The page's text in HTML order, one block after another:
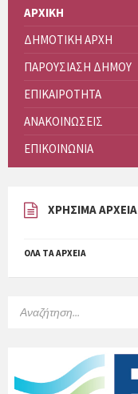
ΑΡΧΙΚΗ
ΔΗΜΟΤΙΚΗ ΑΡΧΗ
ΠΑΡΟΥΣΙΑΣΗ ΔΗΜΟΥ
ΕΠΙΚΑΙΡΟΤΗΤΑ
ΑΝΑΚΟΙΝΩΣΕΙΣ
ΕΠΙΚΟΙΝΩΝΙΑ
ΧΡΗΣΙΜΑ ΑΡΧΕΙΑ
ΌΛΑ ΤΑ ΑΡΧΕΊΑ